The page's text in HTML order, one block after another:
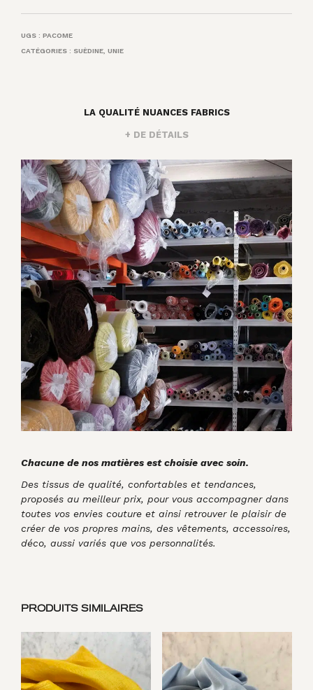
UGS : PACOME
CATÉGORIES : SUÈDINE, UNIE
LA QUALITÉ NUANCES FABRICS
+ DE DÉTAILS
Chacune de nos matières est choisie avec soin.
Des tissus de qualité, confortables et tendances,
proposés au meilleur prix, pour vous accompagner dans
toutes vos envies couture et ainsi retrouver le plaisir de
créer de vos propres mains, des vêtements, accessoires,
déco, aussi variés que vos personnalités.
PRODUITS SIMILAIRES